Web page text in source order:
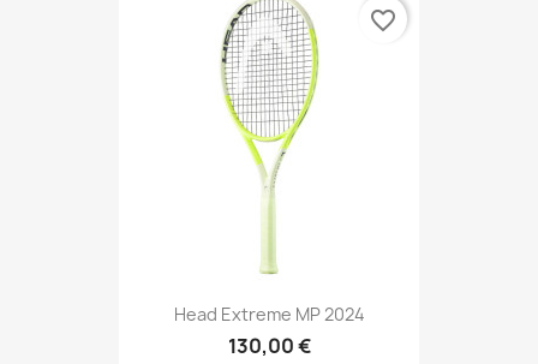
Head Extreme MP 2024
130,00 €
favorite_border